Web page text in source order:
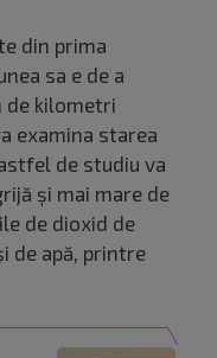
din prima
sa e de a
de kilometri
examina starea
de studiu va
și mai mare de
de dioxid de
de apă, printre